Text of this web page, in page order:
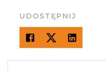
UDOSTĘPNIJ